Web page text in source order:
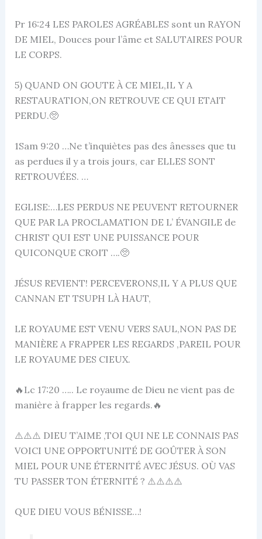
Pr 16:24 LES PAROLES AGRÉABLES sont un RAYON
DE MIEL, Douces pour l’âme et SALUTAIRES POUR
LE CORPS.
5) QUAND ON GOUTE À CE MIEL,IL Y A
RESTAURATION,ON RETROUVE CE QUI ETAIT
PERDU.🥺
1Sam 9:20 …Ne t’inquiètes pas des ânesses que tu
as perdues il y a trois jours, car ELLES SONT
RETROUVÉES. …
EGLISE:…LES PERDUS NE PEUVENT RETOURNER
QUE PAR LA PROCLAMATION DE L’ ÉVANGILE de
CHRIST QUI EST UNE PUISSANCE POUR
QUICONQUE CROIT ….🥺
JÉSUS REVIENT! PERCEVERONS,IL Y A PLUS QUE
CANNAN ET TSUPH LÀ HAUT,
LE ROYAUME EST VENU VERS SAUL,NON PAS DE
MANIÈRE A FRAPPER LES REGARDS ,PAREIL POUR
LE ROYAUME DES CIEUX.
🔥Lc 17:20 ….. Le royaume de Dieu ne vient pas de
manière à frapper les regards.🔥
⚠️⚠️⚠️ DIEU T’AIME ,TOI QUI NE LE CONNAIS PAS
VOICI UNE OPPORTUNITÉ DE GOÛTER À SON
MIEL POUR UNE ÉTERNITÉ AVEC JÉSUS. OÙ VAS
TU PASSER TON ÉTERNITÉ ? ⚠️⚠️⚠️⚠️
QUE DIEU VOUS BÉNISSE…!